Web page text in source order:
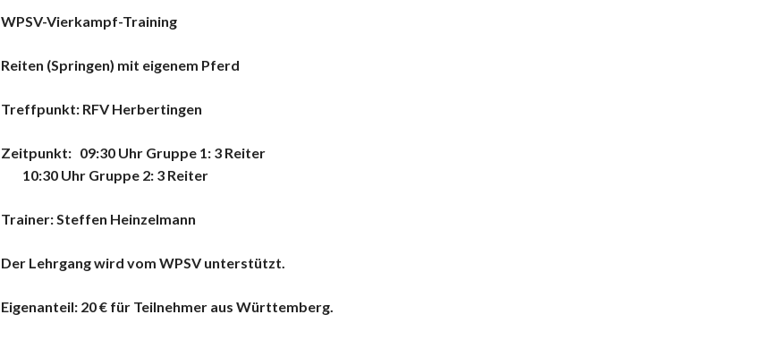
WPSV-Vierkampf-Training
Reiten (Springen) mit eigenem Pferd
Treffpunkt: RFV Herbertingen
Zeitpunkt: 09:30 Uhr Gruppe 1: 3 Reiter
10:30 Uhr Gruppe 2: 3 Reiter
Trainer: Steffen Heinzelmann
Der Lehrgang wird vom WPSV unterstützt.
Eigenanteil: 20 € für Teilnehmer aus Württemberg.